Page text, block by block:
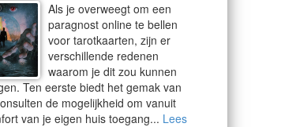
Als je overweegt om een
paragnost online te bellen
voor tarotkaarten, zijn er
verschillende redenen
waarom je dit zou kunnen
Ten eerste biedt het gemak van
de mogelijkheid om vanuit
van je eigen huis toegang... Lees